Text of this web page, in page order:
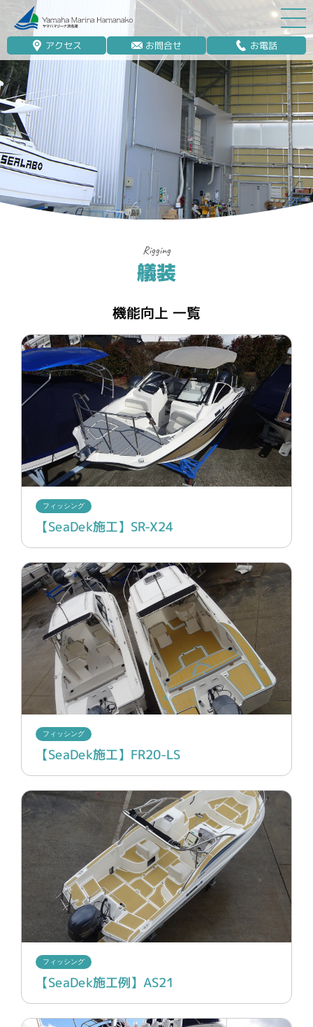
アクセス お問合せ お電話
マリーナ案内
船舶免許
マリンレジャー
マリーナステイ
レンタルボート
ボート販売
艤装
機能向上 一覧
フィッシング
【SeaDek施工】SR-X24
フィッシング
【SeaDek施工】FR20-LS
フィッシング
【SeaDek施工例】AS21